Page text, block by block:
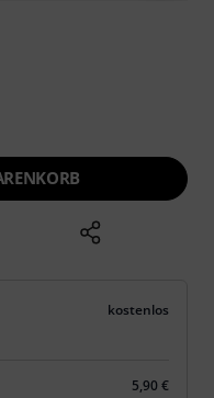
kostenlos
5,90 €